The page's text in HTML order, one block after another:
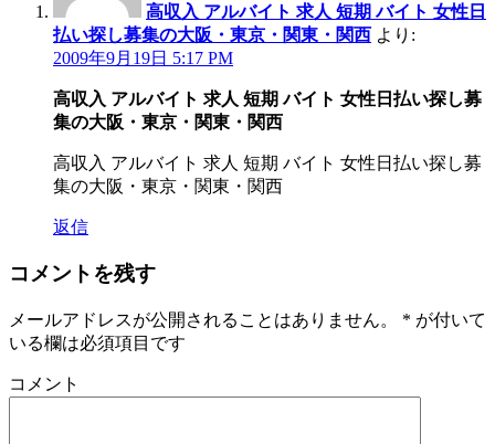
高収入 アルバイト 求人 短期 バイト 女性日
払い探し募集の大阪・東京・関東・関西 より:
2009年9月19日 5:17 PM
高収入 アルバイト 求人 短期 バイト 女性日払い探し募
集の大阪・東京・関東・関西
高収入 アルバイト 求人 短期 バイト 女性日払い探し募
集の大阪・東京・関東・関西
返信
コメントを残す
メールアドレスが公開されることはありません。 * が付いて
いる欄は必須項目です
コメント